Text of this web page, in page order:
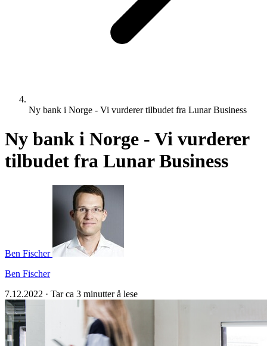
Ny bank i Norge - Vi vurderer tilbudet fra Lunar Business
Ny bank i Norge - Vi vurderer
tilbudet fra Lunar Business
Ben Fischer
Ben Fischer
7.12.2022 · Tar ca 3 minutter å lese